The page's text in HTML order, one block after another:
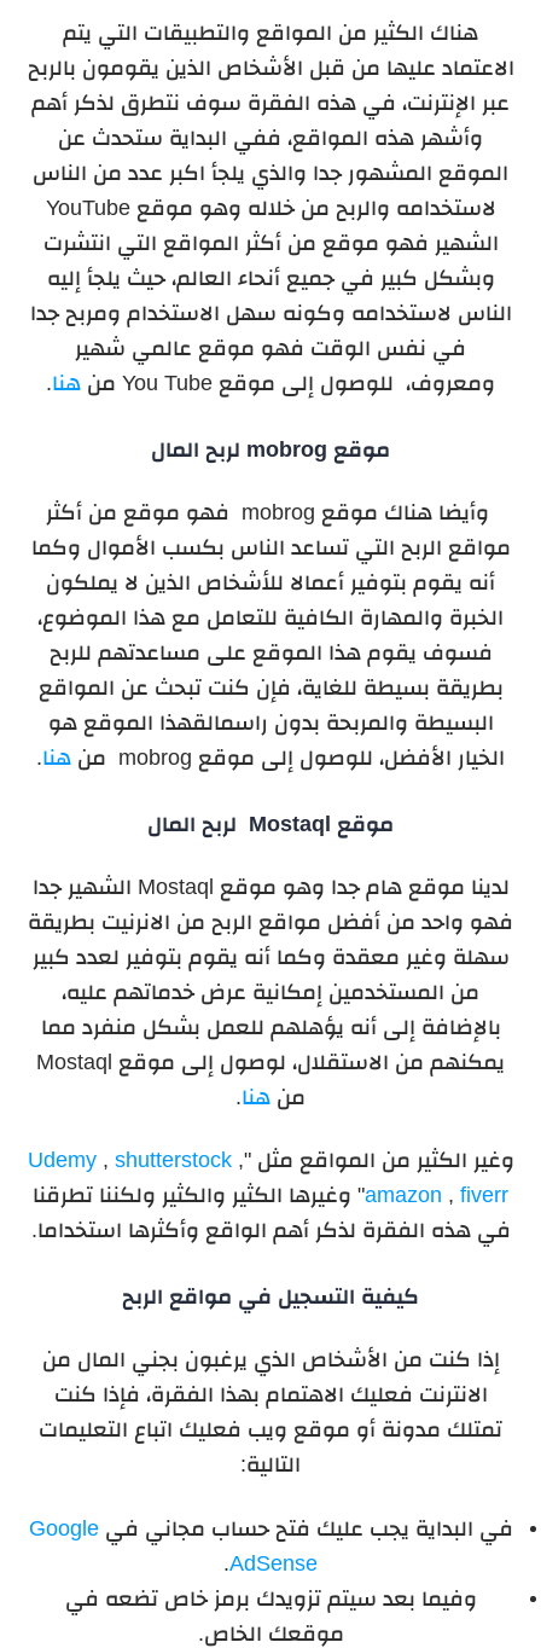
هناك الكثير من المواقع والتطبيقات التي يتم
الاعتماد عليها من قبل الأشخاص الذين يقومون بالربح
عبر الإنترنت، في هذه الفقرة سوف نتطرق لذكر أهم
وأشهر هذه المواقع، ففي البداية ستحدث عن
الموقع المشهور جدا والذي يلجأ اكبر عدد من الناس
لاستخدامه والربح من خلاله وهو موقع YouTube
الشهير فهو موقع من أكثر المواقع التي انتشرت
وبشكل كبير في جميع أنحاء العالم، حيث يلجأ إليه
الناس لاستخدامه وكونه سهل الاستخدام ومربح جدا
في نفس الوقت فهو موقع عالمي شهير
ومعروف، للوصول إلى موقع You Tube من
هنا.
موقع mobrog لربح المال
وأيضا هناك موقع mobrog فهو موقع من أكثر
مواقع الربح التي تساعد الناس بكسب الأموال وكما
أنه يقوم بتوفير أعمالا للأشخاص الذين لا يملكون
الخبرة والمهارة الكافية للتعامل مع هذا الموضوع،
فسوف يقوم هذا الموقع على مساعدتهم للربح
بطريقة بسيطة للغاية، فإن كنت تبحث عن المواقع
البسيطة والمربحة بدون راسمالقهذا الموقع هو
الخيار الأفضل، للوصول إلى موقع mobrog من
هنا.
موقع Mostaql لربح المال
لدينا موقع هام جدا وهو موقع Mostaql الشهير جدا
فهو واحد من أفضل مواقع الربح من الانرنيت بطريقة
سهلة وغير معقدة وكما أنه يقوم بتوفير لعدد كبير
من المستخدمين إمكانية عرض خدماتهم عليه،
بالإضافة إلى أنه يؤهلهم للعمل بشكل منفرد مما
يمكنهم من الاستقلال، لوصول إلى موقع Mostaql
من هنا.
وغير الكثير من المواقع مثل " Udemy , shutterstock ,
amazon , fiverr
" وغيرها الكثير والكثير ولكننا تطرقنا
في هذه الفقرة لذكر أهم الواقع وأكثرها استخداما.
كيفية التسجيل في مواقع الربح
إذا كنت من الأشخاص الذي يرغبون بجني المال من
الانترنت فعليك الاهتمام بهذا الفقرة، فإذا كنت
تمتلك مدونة أو موقع ويب فعليك اتباع التعليمات
التالية:
في البداية يجب عليك فتح حساب مجاني فيGoogle
AdSense
.
وفيما بعد سيتم تزويدك برمز خاص تضعه في
موقعك الخاص.